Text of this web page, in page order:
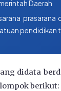
Daerah
prasarana
pendidikan
didata
berikut: